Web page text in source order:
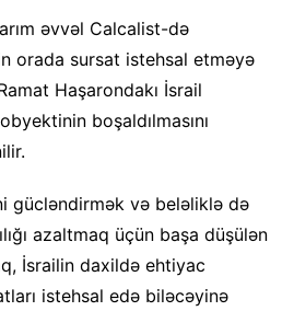
əvvəl Calcalist-də
orada sursat istehsal etməyə
Haşarondakı İsrail
boşaldılmasını
gücləndirmək və beləliklə də
azaltmaq üçün başa düşülən
İsrailin daxildə ehtiyac
istehsal edə biləcəyinə